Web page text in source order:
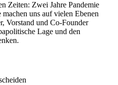
Zeiten: Zwei Jahre Pandemie
uns auf vielen Ebenen
Vorstand und Co-Founder
Lage und den